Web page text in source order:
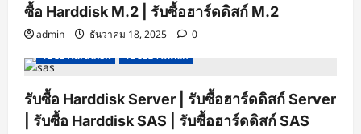
ซื้อ Harddisk M.2 | รับซื้อฮาร์ดดิสก์ M.2
admin ธันวาคม 18, 2025
0
รับซื้อ Harddisk
รับซื้อฮาร์ดดิสก์
รับซื้อ Harddisk Server | รับซื้อฮาร์ดดิสก์ Server
| รับซื้อ Harddisk SAS | รับซื้อฮาร์ดดิสก์ SAS